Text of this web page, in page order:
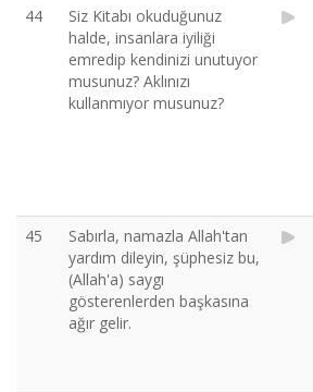
44
Siz Kitabı okuduğunuz
halde, insanlara iyiliği
emredip kendinizi unutuyor
musunuz? Aklınızı
kullanmıyor musunuz?
45
Sabırla, namazla Allah'tan
yardım dileyin, şüphesiz bu,
(Allah'a) saygı
gösterenlerden başkasına
ağır gelir.